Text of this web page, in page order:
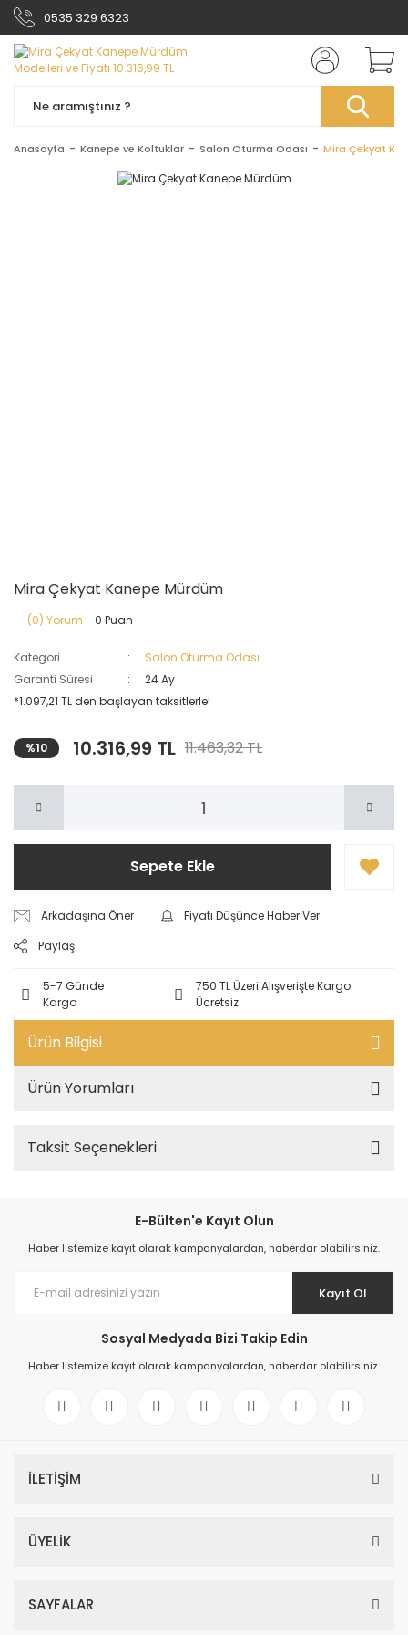
0535 329 6323
Anasayfa Kanepe ve Koltuklar Salon Oturma Odası Mira Çekyat
Mira Çekyat Kanepe Mürdüm
(0) Yorum - 0 Puan
Kategori
Salon Oturma Odası
Garanti Süresi
24 Ay
*1.097,21 TL den başlayan taksitlerle!
%10 10.316,99 TL 11.463,32 TL
Sepete Ekle
Arkadaşına Öner
Fiyatı Düşünce Haber Ver
Paylaş
5-7 Günde
Kargo
750 TL Üzeri Alışverişte Kargo
Ücretsiz
Ürün Bilgisi
Ürün Yorumları
Taksit Seçenekleri
E-Bülten'e Kayıt Olun
Haber listemize kayıt olarak kampanyalardan, haberdar olabilirsiniz.
Kayıt Ol
Sosyal Medyada Bizi Takip Edin
Haber listemize kayıt olarak kampanyalardan, haberdar olabilirsiniz.
İLETİŞİM
ÜYELİK
SAYFALAR